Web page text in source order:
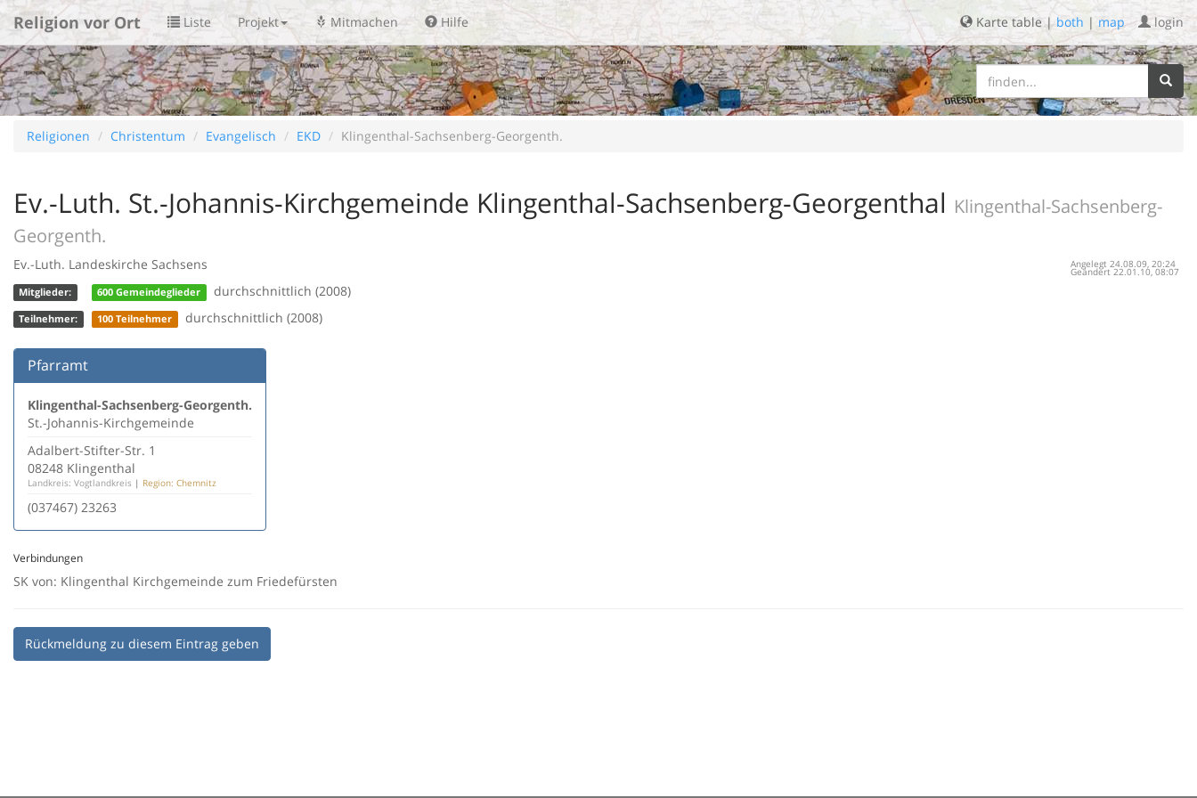
Religion vor Ort Liste Projekt Mitmachen Hilfe login
Karte table |both | map
Religionen Christentum Evangelisch EKD Klingenthal-Sachsenberg-Georgenth.
Ev.-Luth. St.-Johannis-Kirchgemeinde Klingenthal-Sachsenberg-Georgenthal Klingenthal-Sachsenberg-
Georgenth.
Angelegt 24.08.09, 20:24
Geändert 22.01.10, 08:07
Ev.-Luth. Landeskirche Sachsens
Mitglieder: 600 Gemeindeglieder durchschnittlich (2008)
Teilnehmer: 100 Teilnehmer durchschnittlich (2008)
Pfarramt
Klingenthal-Sachsenberg-Georgenth.
St.-Johannis-Kirchgemeinde
Adalbert-Stifter-Str. 1
08248 Klingenthal
Landkreis: Vogtlandkreis | Region: Chemnitz
(037467) 23263
Verbindungen
SK von: Klingenthal Kirchgemeinde zum Friedefürsten
Rückmeldung zu diesem Eintrag geben